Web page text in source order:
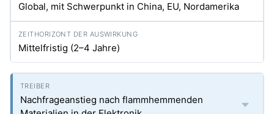
Global, mit Schwerpunkt in China, EU, Nordamerika
Mittelfristig (2–4 Jahre)
Nachfrageanstieg nach flammhemmenden